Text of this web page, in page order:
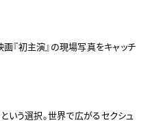
画『初主演』の現場写真をキャッチ
という選択。世界で広がるセクシュ